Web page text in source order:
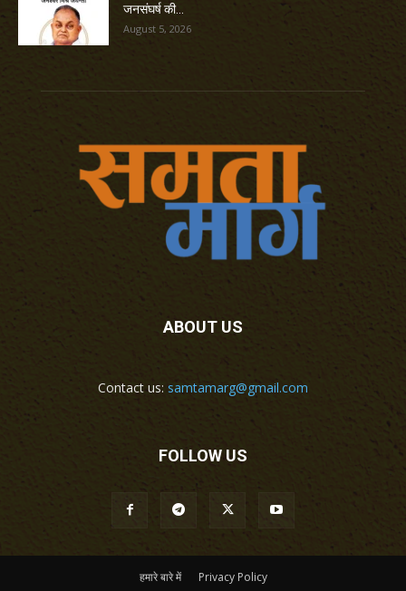
जनसंघर्ष की...
August 5, 2026
ABOUT US
Contact us: samtamarg@gmail.com
FOLLOW US
हमारे बारे में Privacy Policy